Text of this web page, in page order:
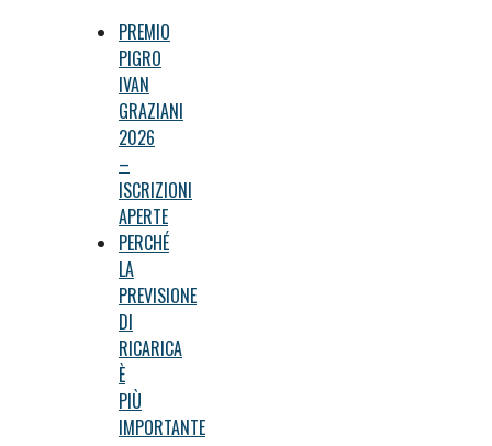
PREMIO
PIGRO
IVAN
GRAZIANI
2026
–
ISCRIZIONI
APERTE
PERCHÉ
LA
PREVISIONE
DI
RICARICA
È
PIÙ
IMPORTANTE